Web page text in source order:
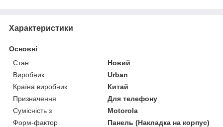
Характеристики
Основні
Стан
Новий
Виробник
Urban
Країна виробник
Китай
Призначення
Для телефону
Сумісність з
Motorola
Форм-фактор
Панель (Накладка на корпус)